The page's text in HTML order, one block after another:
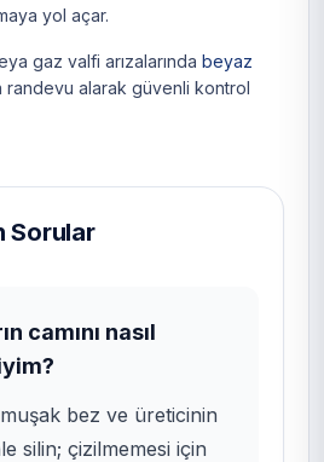
yol açar.
gaz valfi arızalarında beyaz
randevu alarak güvenli kontrol
Sorular
camını nasıl
bez ve üreticinin
silin; çizilmemesi için